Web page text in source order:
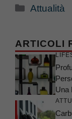
Categorie
Attualità
ARTICOLI
Una